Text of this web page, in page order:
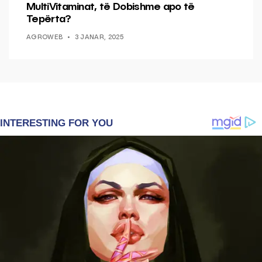
MultiVitaminat, të Dobishme apo të
Tepërta?
AGROWEB 3 JANAR, 2025